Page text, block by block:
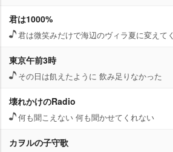
君は1000%
君は微笑みだけで海辺のヴィラ夏に変えてく
東京午前3時
その日は飢えたように 飲み足りなかった
壊れかけのRadio
何も聞こえない 何も聞かせてくれない
カヲルの子守歌